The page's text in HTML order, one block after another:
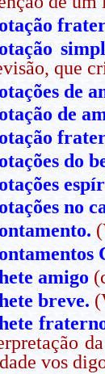
que
de
de
do
no
amigo
breve.
vos